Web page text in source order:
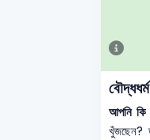
আপনি
খুঁজছেন?